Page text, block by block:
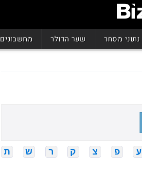
נתוני מסחר שער הדולר מחשבונים
ע פ צ ק ר ש ת